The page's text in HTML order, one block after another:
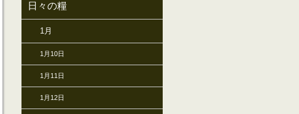
日々の糧
1月
1月10日
1月11日
1月12日